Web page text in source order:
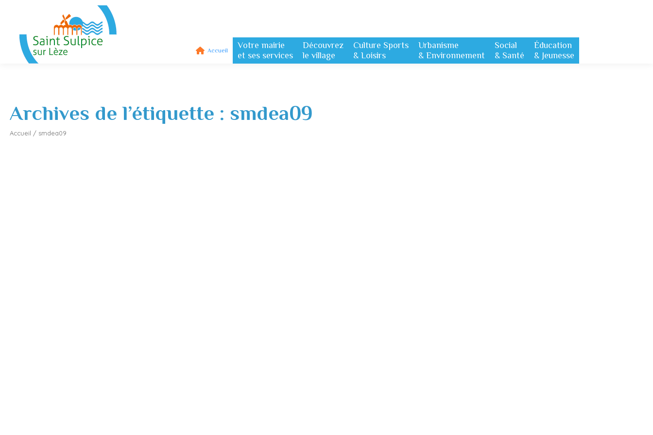
Accueil
Votre mairie
et ses services
Découvrez
le village
Culture Sports
& Loisirs
Urbanisme
& Environnement
Social
& Santé
Éducation
& Jeunesse
Archives de l’étiquette : smdea09
Accueil / smdea09